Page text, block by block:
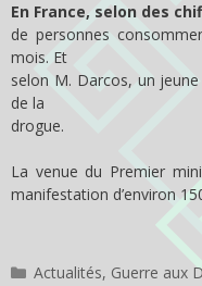
En France, selon des
de personnes
mois. Et
selon M. Darcos, un
de la
drogue.
La venue du Premier
manifestation d’environ
Catégories
Actualités, Guerre aux